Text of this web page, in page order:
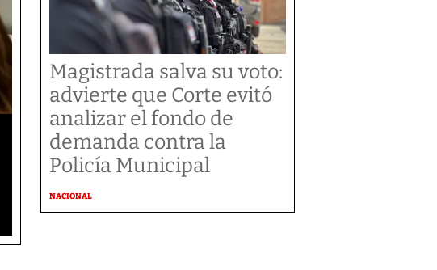
Magistrada salva su voto:
advierte que Corte evitó
analizar el fondo de
demanda contra la
Policía Municipal
NACIONAL